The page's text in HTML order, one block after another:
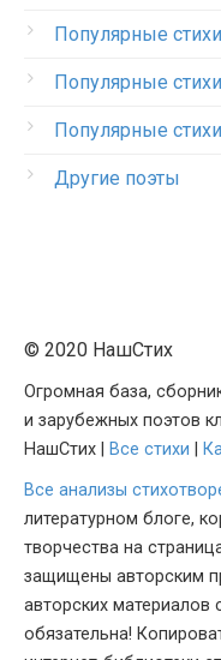
Популярные
Популярные
Популярные
Другие поэты
© 2020 НашСтих
Огромная база,
и зарубежных поэтов
НашСтих |
Все стихи
Все анализы
литературном блоге,
творчества на
защищены авторским
авторских материалов
обязательна!